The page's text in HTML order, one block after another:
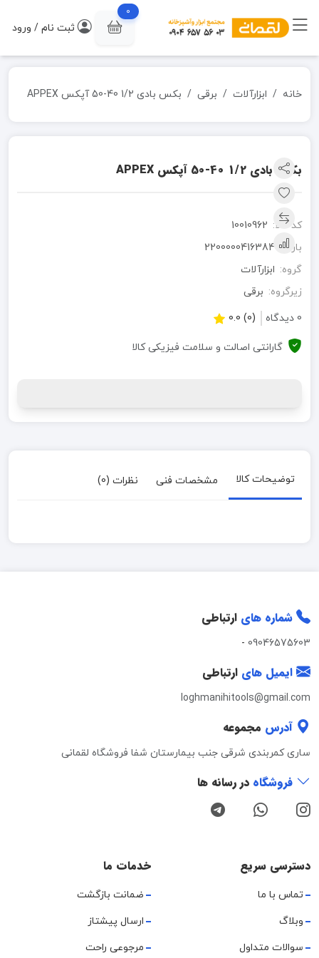
0
ثبت نام / ورود
خانه ابزارآلات برقی بکس بادی 1/2 40-50 آپکس APPEX
بکس بادی 1/2 40-50 آپکس APPEX
کد کالا: 10010962
بارکد: 2200000416384
گروه: ابزارآلات
زیرگروه: برقی
0 دیدگاه
(0) 0.0
گارانتی اصالت و سلامت فیزیکی کالا
توضیحات کالا مشخصات فنی نظرات (0)
شماره های ارتباطی
09046575603
-
ایمیل های ارتباطی
loghmanihitools@gmail.com
آدرس مجموعه
ساری کمربندی شرقی جنب بیمارستان شفا فروشگاه لقمانی
فروشگاه در رسانه ها
دسترسی سریع
تماس با ما
وبلاگ
سوالات متداول
خدمات ما
ضمانت بازگشت
ارسال پیشتاز
مرجوعی راحت